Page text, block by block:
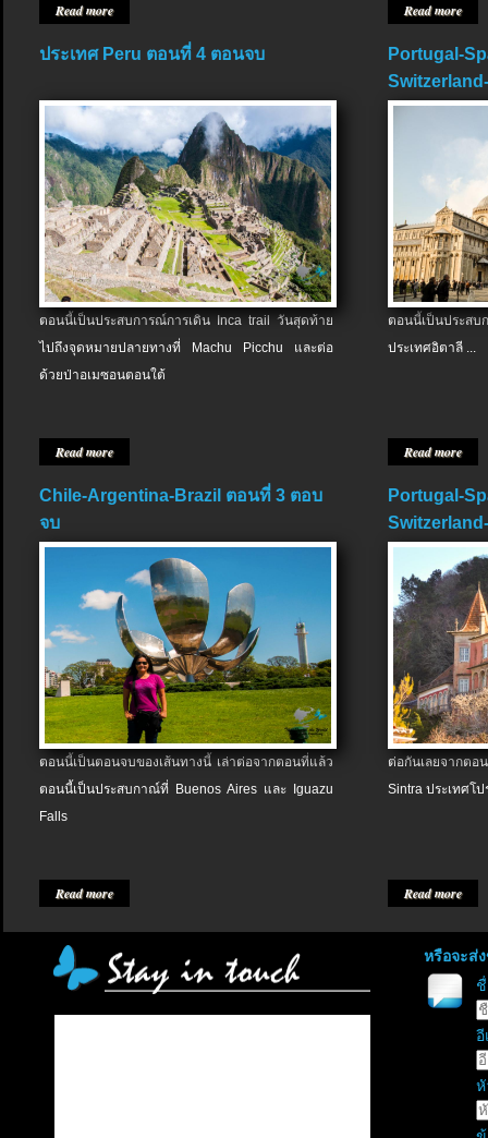
Read more Read more
ประเทศ Peru ตอนที่ 4 ตอนจบ
ตอนนี้เป็นประสบการณ์การเดิน Inca trail วันสุดท้าย
ไปถึงจุดหมายปลายทางที่ Machu Picchu และต่อ
ด้วยป่าอเมซอนตอนใต้
Read more
Portugal-
ตอนนี้เป็นประส
ประเทศอิตาลี ...
Read more
Chile-Argentina-Brazil ตอนที่ 3 ตอบ
จบ
ตอนนี้เป็นตอนจบของเส้นทางนี้ เล่าต่อจากตอนที่แล้ว
ตอนนี้เป็นประสบกาณ์ที่ Buenos Aires และ Iguazu
Falls
Read more
Portugal-
ต่อกันเลยจากต
Sintra ประเทศโป
Read more
หรือจะส่
อี
หั